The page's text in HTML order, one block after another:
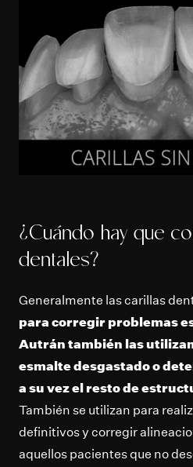
¿Cuándo hay que
dentales?
Generalmente las carillas
para corregir problemas
Autrán también las
esmalte desgastado o
a su vez el resto de
También se utilizan para
definitivos y corregir
aquellos pacientes que no